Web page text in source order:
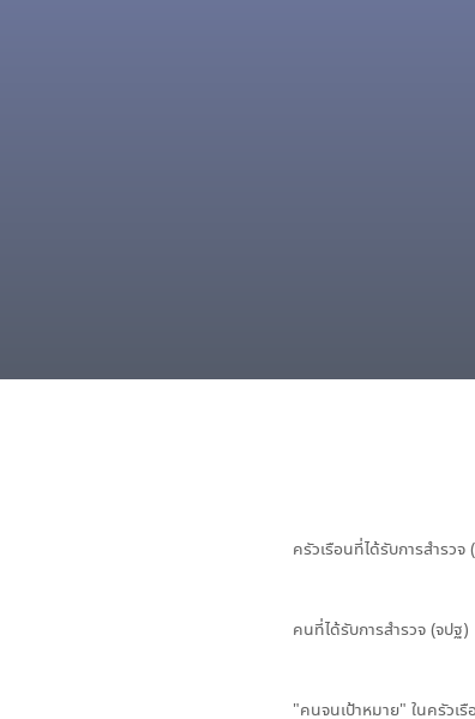
ครัวเรือนที่ได้รับการสำรวจ
คนที่ได้รับการสำรวจ (จปฐ)
"คนจนเป้าหมาย" ในครัวเ